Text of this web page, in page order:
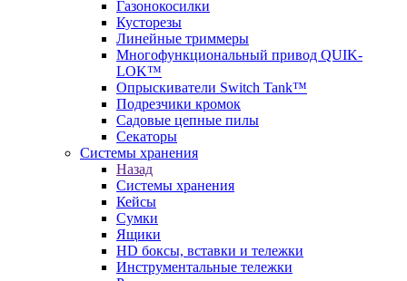
Газонокосилки
Кусторезы
Линейные триммеры
Многофункциональный привод QUIK-
LOK™
Опрыскиватели Switch Tank™
Подрезчики кромок
Садовые цепные пилы
Секаторы
Системы хранения
Назад
Системы хранения
Кейсы
Сумки
Ящики
HD боксы, вставки и тележки
Инструментальные тележки